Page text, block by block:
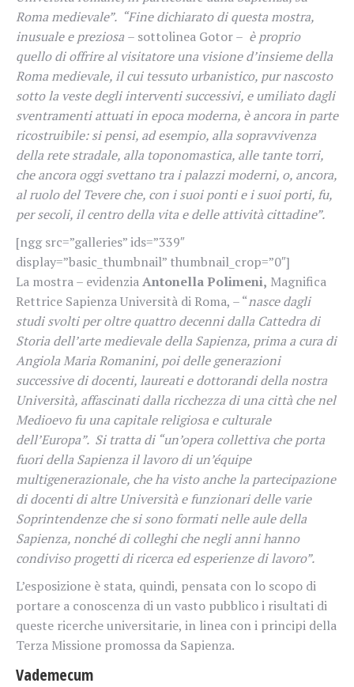
Roma medievale”. “Fine dichiarato di questa mostra,
inusuale e preziosa – sottolinea Gotor – è proprio
quello di offrire al visitatore una visione d’insieme della
Roma medievale, il cui tessuto urbanistico, pur nascosto
sotto la veste degli interventi successivi, e umiliato dagli
sventramenti attuati in epoca moderna, è ancora in parte
ricostruibile: si pensi, ad esempio, alla sopravvivenza
della rete stradale, alla toponomastica, alle tante torri,
che ancora oggi svettano tra i palazzi moderni, o, ancora,
al ruolo del Tevere che, con i suoi ponti e i suoi porti, fu,
per secoli, il centro della vita e delle attività cittadine”.
[ngg src=”galleries” ids=”339″
display=”basic_thumbnail” thumbnail_crop=”0″]
La mostra – evidenziaAntonella Polimeni, Magnifica
Rettrice Sapienza Università di Roma, – “nasce dagli
studi svolti per oltre quattro decenni dalla Cattedra di
Storia dell’arte medievale della Sapienza, prima a cura di
Angiola Maria Romanini, poi delle generazioni
successive di docenti, laureati e dottorandi della nostra
Università, affascinati dalla ricchezza di una città che nel
Medioevo fu una capitale religiosa e culturale
dell’Europa”. Si tratta di “un’opera collettiva che porta
fuori della Sapienza il lavoro di un’équipe
multigenerazionale, che ha visto anche la partecipazione
di docenti di altre Università e funzionari delle varie
Soprintendenze che si sono formati nelle aule della
Sapienza, nonché di colleghi che negli anni hanno
condiviso progetti di ricerca ed esperienze di lavoro”.
L’esposizione è stata, quindi, pensata con lo scopo di
portare a conoscenza di un vasto pubblico i risultati di
queste ricerche universitarie, in linea con i principi della
Terza Missione promossa da Sapienza.
Vademecum